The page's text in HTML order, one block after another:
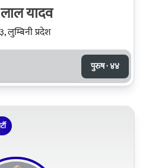
यादव
लुम्बिनी प्रदेश
पुरुष · ४४